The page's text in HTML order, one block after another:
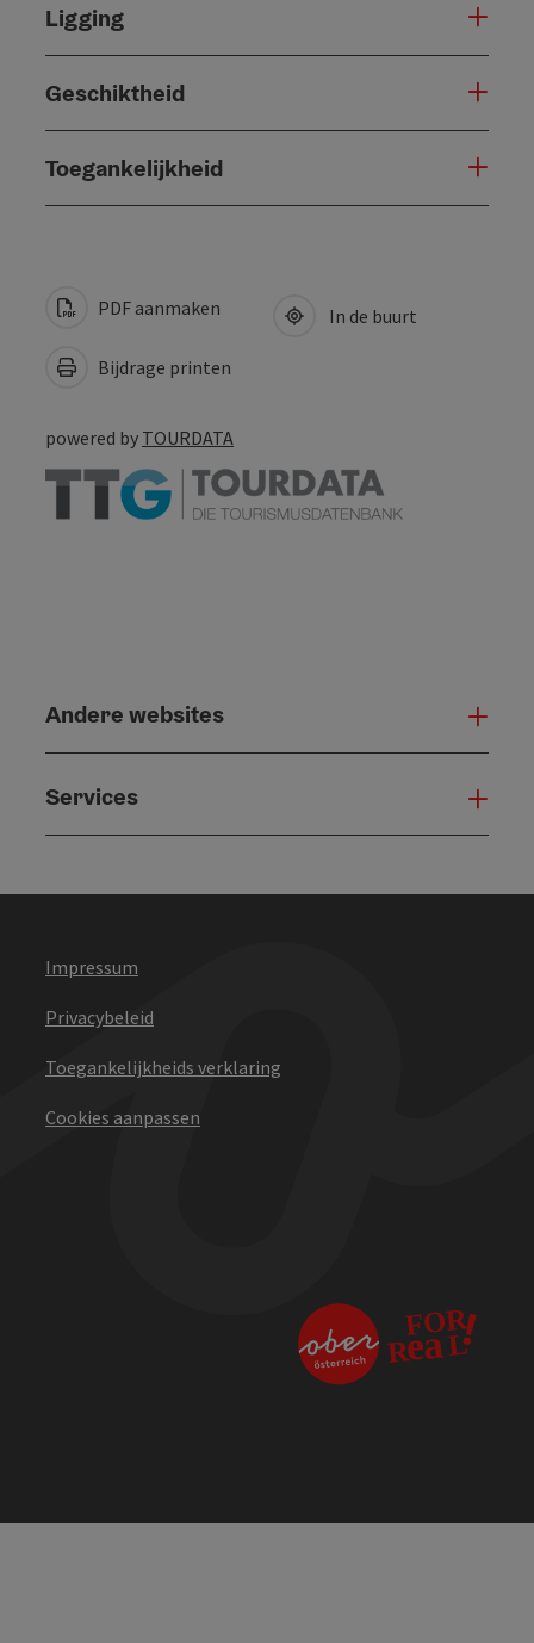
Ligging
Geschiktheid
Toegankelijkheid
PDF aanmaken
Bijdrage printen
In de buurt
powered by TOURDATA
Andere websites
Services
Impressum
Privacybeleid
Toegankelijkheids verklaring
Cookies aanpassen